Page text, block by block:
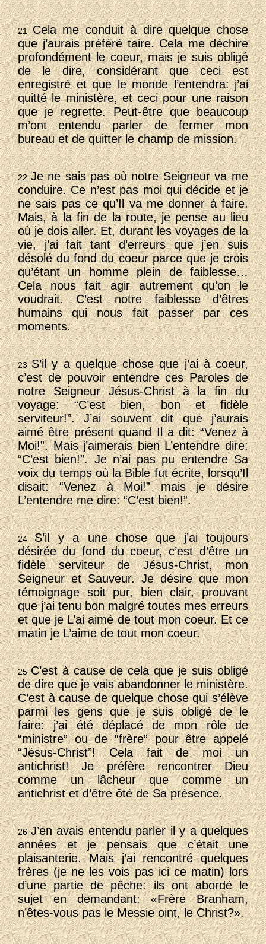
21Cela me conduit à dire quelque chose
que j’aurais préféré taire. Cela me déchire
profondément le coeur, mais je suis obligé
de le dire, considérant que ceci est
enregistré et que le monde l’entendra: j’ai
quitté le ministère, et ceci pour une raison
que je regrette. Peut-être que beaucoup
m’ont entendu parler de fermer mon
bureau et de quitter le champ de mission.
22Je ne sais pas où notre Seigneur va me
conduire. Ce n’est pas moi qui décide et je
ne sais pas ce qu’Il va me donner à faire.
Mais, à la fin de la route, je pense au lieu
où je dois aller. Et, durant les voyages de la
vie, j’ai fait tant d’erreurs que j’en suis
désolé du fond du coeur parce que je crois
qu’étant un homme plein de faiblesse…
Cela nous fait agir autrement qu’on le
voudrait. C’est notre faiblesse d’êtres
humains qui nous fait passer par ces
moments.
23S’il y a quelque chose que j’ai à coeur,
c’est de pouvoir entendre ces Paroles de
notre Seigneur Jésus-Christ à la fin du
voyage: “C’est bien, bon et fidèle
serviteur!”. J’ai souvent dit que j’aurais
aimé être présent quand Il a dit: “Venez à
Moi!”. Mais j’aimerais bien L’entendre dire:
“C’est bien!”. Je n’ai pas pu entendre Sa
voix du temps où la Bible fut écrite, lorsqu’Il
disait: “Venez à Moi!” mais je désire
L’entendre me dire: “C’est bien!”.
24S’il y a une chose que j’ai toujours
désirée du fond du coeur, c’est d’être un
fidèle serviteur de Jésus-Christ, mon
Seigneur et Sauveur. Je désire que mon
témoignage soit pur, bien clair, prouvant
que j’ai tenu bon malgré toutes mes erreurs
et que je L’ai aimé de tout mon coeur. Et ce
matin je L’aime de tout mon coeur.
25C’est à cause de cela que je suis obligé
de dire que je vais abandonner le ministère.
C’est à cause de quelque chose qui s’élève
parmi les gens que je suis obligé de le
faire: j’ai été déplacé de mon rôle de
“ministre” ou de “frère” pour être appelé
“Jésus-Christ”! Cela fait de moi un
antichrist! Je préfère rencontrer Dieu
comme un lâcheur que comme un
antichrist et d’être ôté de Sa présence.
26J’en avais entendu parler il y a quelques
années et je pensais que c’était une
plaisanterie. Mais j’ai rencontré quelques
frères (je ne les vois pas ici ce matin) lors
d’une partie de pêche: ils ont abordé le
sujet en demandant: «Frère Branham,
n’êtes-vous pas le Messie oint, le Christ?».